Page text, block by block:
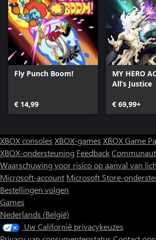
Fly Punch Boom!
€ 14,99
MY HERO
All’s Justice
€ 69,99+
XBOX consoles XBOX-games XBOX Game
XBOX-ondersteuning Feedback
Waarschuwing voor risico op aanval van
Microsoft-account Microsoft Store-
Bestellingen volgen
Games
Nederlands (België)
Uw Californië privacykeuzes